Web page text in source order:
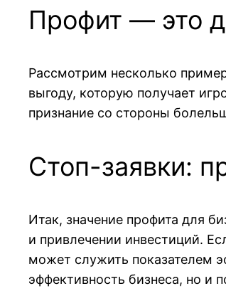
Профит — это
Рассмотрим несколько
выгоду, которую получает
признание со стороны
Стоп-заявки:
Итак, значение профита для
и привлечении инвестиций.
может служить показателем
эффективность бизнеса, но и